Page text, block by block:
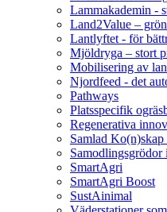
Lammakademin -
Land2Value –
Lantlyftet - för
Mjöldryga – stort
Mobilisering av
Njordfeed - det
Pathways
Platsspecifik
Regenerativa
Samlad
Samodlingsgrödor
SmartAgri
SmartAgri Boost
SustAinimal